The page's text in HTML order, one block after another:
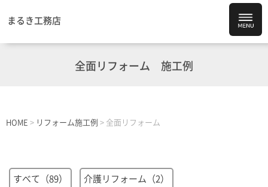
まるき工務店
全面リフォーム 施工例
HOME > リフォーム施工例 > 全面リフォーム
すべて（89） 介護リフォーム（2）